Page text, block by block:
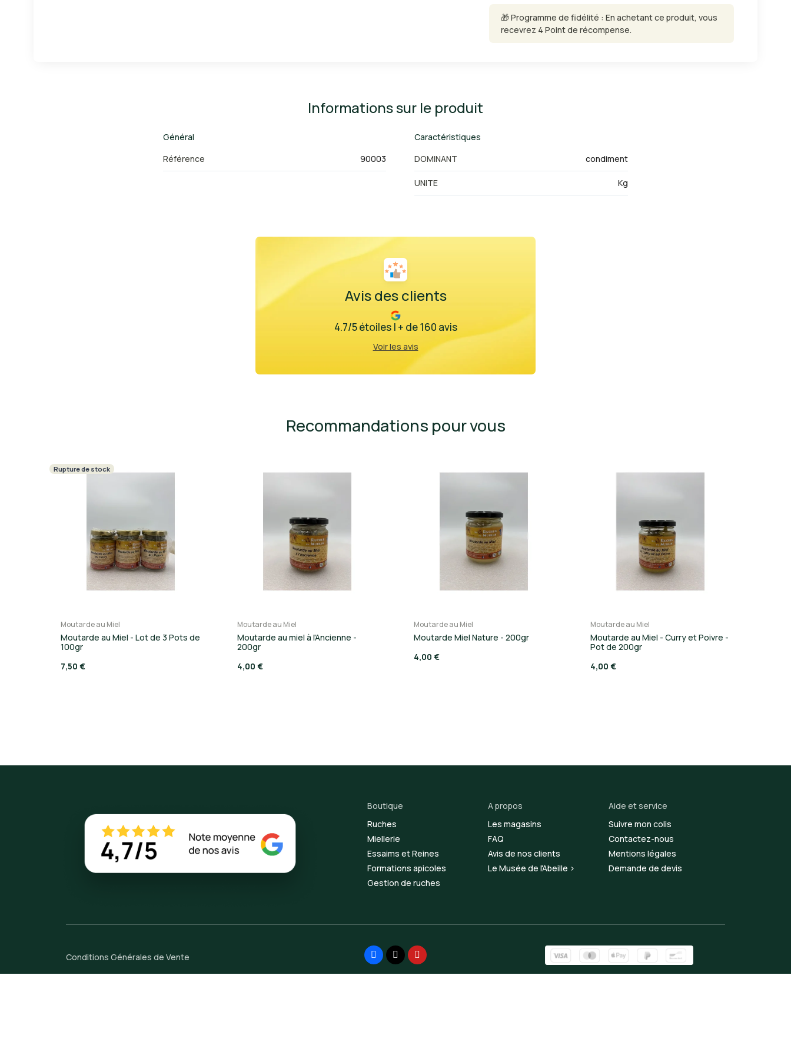
🎁 Programme de fidélité : En achetant ce produit, vous
recevrez 4 Point de récompense.
Informations sur le produit
Général
Référence
90003
Caractéristiques
DOMINANT
condiment
UNITE Kg
Avis des clients
4.7/5 étoiles | + de 160 avis
Voir les avis
Recommandations pour vous
Rupture de stock
Moutarde au Miel
Moutarde au Miel - Lot de 3 Pots de
100gr
7,50 €
Moutarde au Miel
Moutarde au miel à l'Ancienne -
200gr
4,00 €
Moutarde au Miel
Moutarde Miel Nature - 200gr
4,00 €
Moutarde au Miel
Moutarde au Miel - Curry et Poivre -
Pot de 200gr
4,00 €
Boutique
Ruches
Miellerie
Essaims et Reines
Formations apicoles
Gestion de ruches
A propos
Les magasins
FAQ
Avis de nos clients
Le Musée de l'Abeille >
Aide et service
Suivre mon colis
Contactez-nous
Mentions légales
Demande de devis
Conditions Générales de Vente